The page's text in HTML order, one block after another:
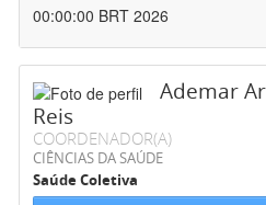
00:00:00 BRT 2026
Ademar
Reis
COORDENADOR(A)
CIÊNCIAS DA SAÚDE
Saúde Coletiva